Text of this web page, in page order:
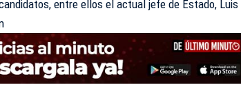
entre ellos el actual jefe de Estado, Luis